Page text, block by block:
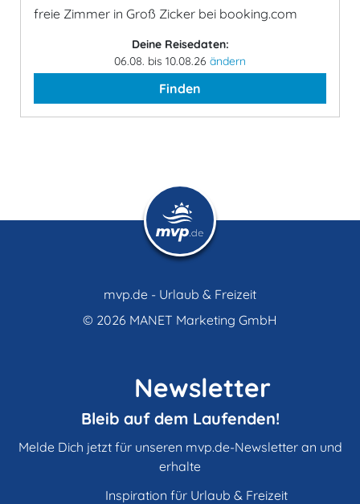
freie Zimmer in Groß Zicker bei booking.com
Deine Reisedaten:
06.08. bis 10.08.26 ändern
Finden
mvp.de - Urlaub & Freizeit
© 2026 MANET Marketing GmbH
Newsletter
Bleib auf dem Laufenden!
Melde Dich jetzt für unseren mvp.de-Newsletter an und
erhalte
Inspiration für Urlaub & Freizeit